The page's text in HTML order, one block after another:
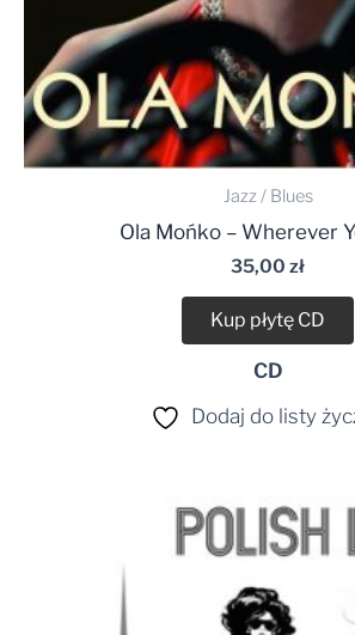
Jazz / Blues
Ola Mońko – Wherever
35,00 zł
Kup płytę CD
CD
Dodaj do listy